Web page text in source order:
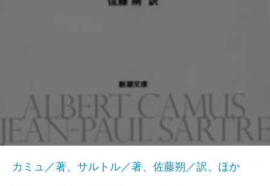
カミュ／著、サルトル／著、佐藤朔／訳、ほか